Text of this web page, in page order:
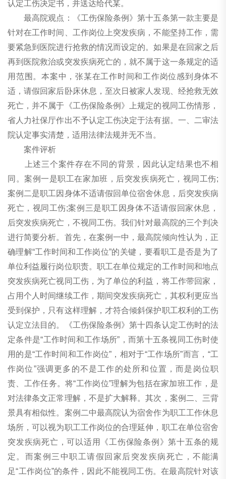
认定工伤决定书，并送达给代某。
最高院观点：《工伤保险条例》第十五条第一款主要是
针对在工作时间、工作岗位上突发疾病，不能坚持工作，需
要紧急到医院进行抢救的情况而设定的。如果是在回家之后
再到医院救治或突发疾病死亡的，就不属于这一条规定的适
用范围。本案中，张某在工作时间和工作岗位感到身体不
适，请假回家后卧床休息，至次日被家人发现、经抢救无效
死亡，并不属于《工伤保险条例》上规定的视同工伤情形，
省人力社保厅作出不予认定工伤决定于法有据。一、二审法
院认定事实清楚，适用法律法规并无不当。
案件评析
上述三个案件存在不同的背景，因此认定结果也不相
同。案例一是职工在家加班，后突发疾病死亡，视同工伤;
案例二是职工因身体不适请假回单位宿舍休息，后突发疾病
死亡，视同工伤;案例三是职工因身体不适请假回家休息，
后突发疾病死亡，不视同工伤。我们针对最高院的三个判决
进行简要分析。首先，在案例一中，最高院倾向性认为，正
确理解“工作时间和工作岗位”的关键，要看职工是否是为了
单位利益履行岗位职责。职工在单位规定的工作时间和地点
突发疾病死亡视同工伤，为了单位的利益，将工作带回家，
占用个人时间继续工作，期间突发疾病死亡，其权利更应当
受到保护，只有这样理解，才符合倾斜保护职工权利的工伤
认定立法目的。《工伤保险条例》第十四条认定工伤时的法
定条件是“工作时间和工作场所”，而第十五条视同工伤时使
用的是“工作时间和工作岗位”，相对于“工作场所”而言，“工
作岗位”强调更多的不是工作的处所和位置，而是岗位职
责、工作任务。将“工作岗位”理解为包括在家加班工作，是
对法律条文正常理解，不是扩大解释。其次，案例二、三背
景具有相似性。案例二中最高院认为宿舍作为职工工作休息
场所，可以视为职工工作岗位的合理延伸，职工在单位宿舍
突发疾病死亡，可以适用《工伤保险条例》第十五条的规
定。而案例三中职工请假回家后突发疾病死亡，不能满
足“工作岗位”的条件，因此不能视同工伤。在最高院针对该